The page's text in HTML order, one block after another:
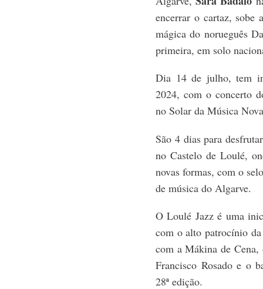
encerrar o cartaz, sobe
mágica do norueguês
primeira, em solo
Dia 14 de julho, tem
2024, com o concerto
no Solar da Música
São 4 dias para
no Castelo de Loulé,
novas formas, com o
de música do Algarve.
O Loulé Jazz é uma
com o alto patrocínio
com a Mákina de
Francisco Rosado e o
28ª edição.